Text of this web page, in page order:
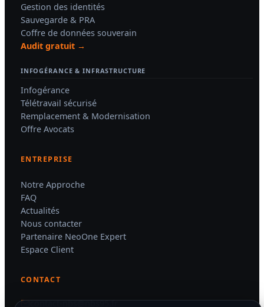
Gestion des identités
Sauvegarde & PRA
Coffre de données souverain
Audit gratuit →
INFOGÉRANCE & INFRASTRUCTURE
Infogérance
Télétravail sécurisé
Remplacement & Modernisation
Offre Avocats
ENTREPRISE
Notre Approche
FAQ
Actualités
Nous contacter
Partenaire NeoOne Expert
Espace Client
CONTACT
contact-nbs@nbs95.fr
Téléphone *
Votre besoin principal *
hébergement France
Téléphone *
Raison de votre demande *
hébergement France